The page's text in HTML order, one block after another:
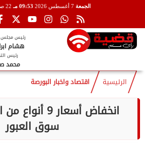
الجمعة 7 أغسطس 2026 09:53 مـ 22 صفر 1448
رئيس مجلس
هشام
رئيس
محمد
الرئيسية اقتصاد واخبار البورصة
انخفاض أسعار
سوق العبور